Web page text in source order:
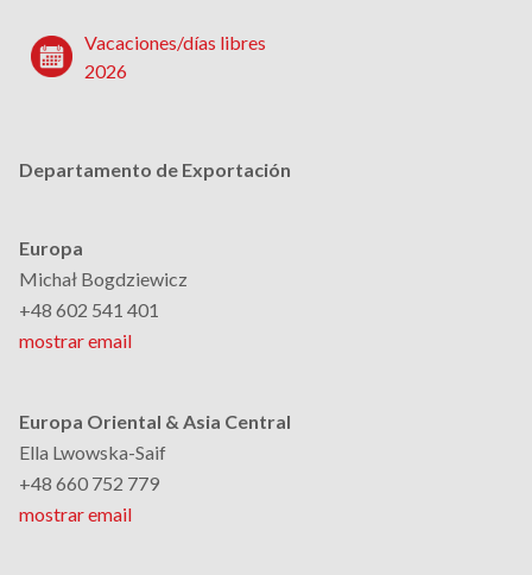
Vacaciones/días libres
2026
Departamento de Exportación
Europa
Michał Bogdziewicz
+48 602 541 401
mostrar email
Europa Oriental & Asia Central
Ella Lwowska-Saif
+48 660 752 779
mostrar email